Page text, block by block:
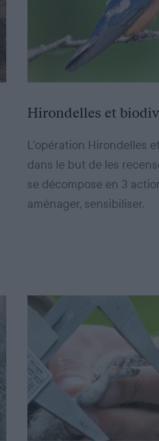
Hirondelles et
L’opération Hirondelles
dans le but de les
se décompose en 3
aménager, sensibiliser.